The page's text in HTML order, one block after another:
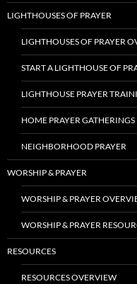
LIGHTHOUSES OF PRAYER
LIGHTHOUSES OF PRAYER
START A LIGHTHOUSE OF
LIGHTHOUSE PRAYER
HOME PRAYER GATHERINGS
NEIGHBORHOOD PRAYER
WORSHIP & PRAYER
WORSHIP & PRAYER
WORSHIP & PRAYER
RESOURCES
RESOURCES OVERVIEW